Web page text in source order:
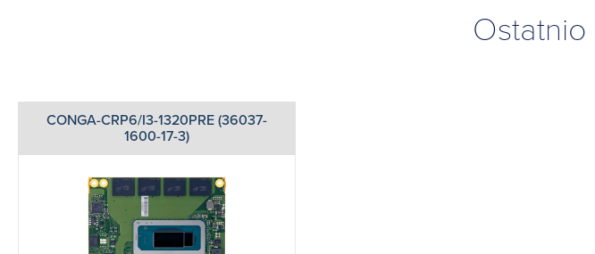
Ostatnio
CONGA-CRP6/I3-1320PRE (36037-
1600-17-3)